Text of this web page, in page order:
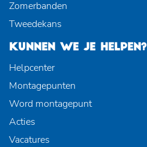
Zomerbanden
Tweedekans
KUNNEN WE JE HELPEN?
Helpcenter
Montagepunten
Word montagepunt
Acties
Vacatures